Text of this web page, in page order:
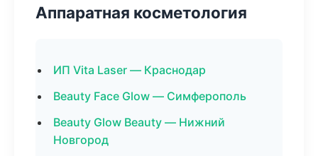
Аппаратная косметология
ИП Vita Laser — Краснодар
Beauty Face Glow — Симферополь
Beauty Glow Beauty — Нижний
Новгород